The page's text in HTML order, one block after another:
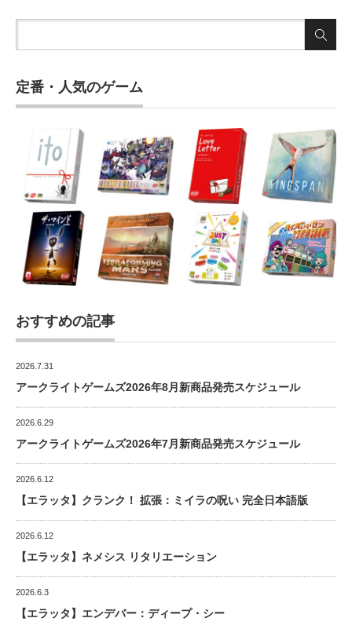
定番・人気のゲーム
おすすめの記事
2026.7.31
アークライトゲームズ2026年8月新商品発売スケジュール
2026.6.29
アークライトゲームズ2026年7月新商品発売スケジュール
2026.6.12
【エラッタ】クランク！ 拡張：ミイラの呪い 完全日本語版
2026.6.12
【エラッタ】ネメシス リタリエーション
2026.6.3
【エラッタ】エンデバー：ディープ・シー